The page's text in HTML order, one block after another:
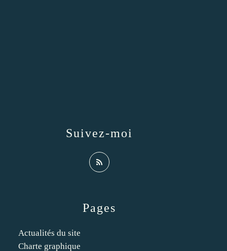
Pages
Actualités du site
Charte graphique
Suivez-moi